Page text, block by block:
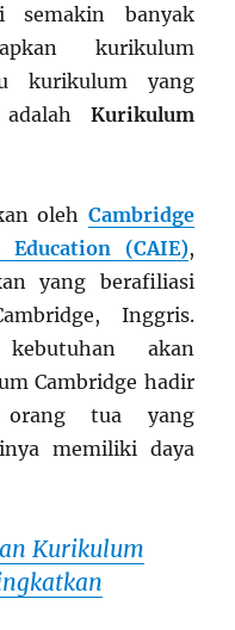
semakin banyak
kurikulum
kurikulum yang
Kurikulum
oleh Cambridge
Education (CAIE),
yang berafiliasi
Inggris.
akan
Cambridge hadir
orang tua yang
memiliki daya
Kurikulum